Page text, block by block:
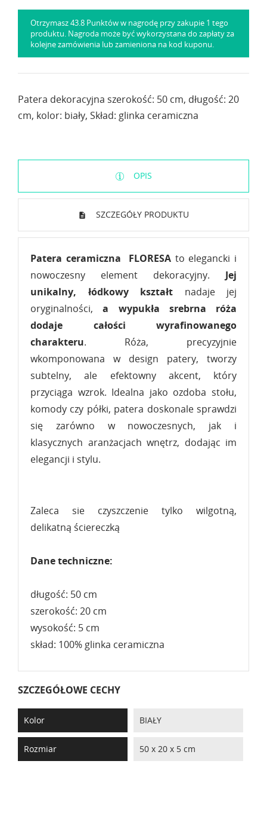
Otrzymasz 43.8 Punktów w nagrodę przy zakupie 1 tego
produktu. Nagroda może być wykorzystana do zapłaty za
kolejne zamówienia lub zamieniona na kod kuponu.
Patera dekoracyjna szerokość: 50 cm, długość: 20
cm, kolor: biały, Skład: glinka ceramiczna
OPIS
SZCZEGÓŁY PRODUKTU
Patera ceramiczna FLORESA to elegancki i
nowoczesny element dekoracyjny. Jej
unikalny, łódkowy kształt nadaje jej
oryginalności,a wypukła srebrna róża
dodaje całości wyrafinowanego
charakteru. Róża, precyzyjnie
wkomponowana w design patery, tworzy
subtelny, ale efektowny akcent, który
przyciąga wzrok. Idealna jako ozdoba stołu,
komody czy półki, patera doskonale sprawdzi
się zarówno w nowoczesnych, jak i
klasycznych aranżacjach wnętrz, dodając im
elegancji i stylu.
Zaleca sie czyszczenie tylko wilgotną,
delikatną ściereczką
Dane techniczne:
długość: 50 cm
szerokość: 20 cm
wysokość: 5 cm
skład: 100% glinka ceramiczna
SZCZEGÓŁOWE CECHY
Kolor BIAŁY
Rozmiar 50 x 20 x 5 cm